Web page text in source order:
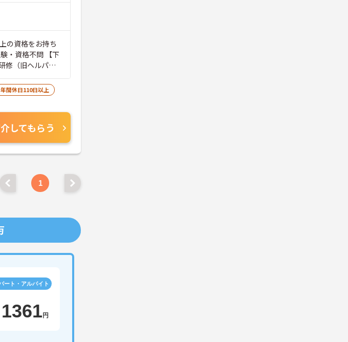
の資格をお持ち
・資格不問 【下
（旧ヘルパー1
年間休日110日以上
してもらう
1
ート・アルバイト
1361 円